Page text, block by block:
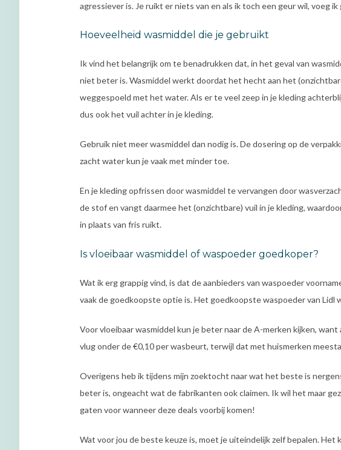
agressiever is. Je ruikt er niets van en als ik toch een geur wil, voeg
Hoeveelheid wasmiddel die je gebruikt
Ik vind het belangrijk om te benadrukken dat, in het geval van
niet beter is. Wasmiddel werkt doordat het hecht aan het
weggespoeld met het water. Als er te veel zeep in je kleding
dus ook het vuil achter in je kleding.
Gebruik niet meer wasmiddel dan nodig is. De dosering op de
zacht water kun je vaak met minder toe.
En je kleding opfrissen door wasmiddel te vervangen door
de stof en vangt daarmee het (onzichtbare) vuil in je kleding,
in plaats van fris ruikt.
Is vloeibaar wasmiddel of waspoeder goedkoper?
Wat ik erg grappig vind, is dat de aanbieders van waspoeder
vaak de goedkoopste optie is. Het goedkoopste waspoeder van
Voor vloeibaar wasmiddel kun je beter naar de A-merken kijken,
vlug onder de €0,10 per wasbeurt, terwijl dat met huismerken
Overigens heb ik tijdens mijn zoektocht naar wat het beste is
beter is, ongeacht wat de fabrikanten ook claimen. Ik wil het maar
gaten voor wanneer deze deals voorbij komen!
Wat voor jou de beste keuze is, moet je uiteindelijk zelf bepalen. Het